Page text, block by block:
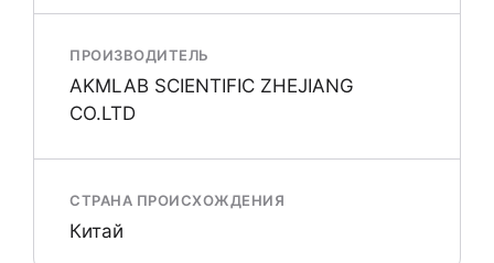
ПРОИЗВОДИТЕЛЬ
AKMLAB SCIENTIFIC ZHEJIANG
CO.LTD
СТРАНА ПРОИСХОЖДЕНИЯ
Китай